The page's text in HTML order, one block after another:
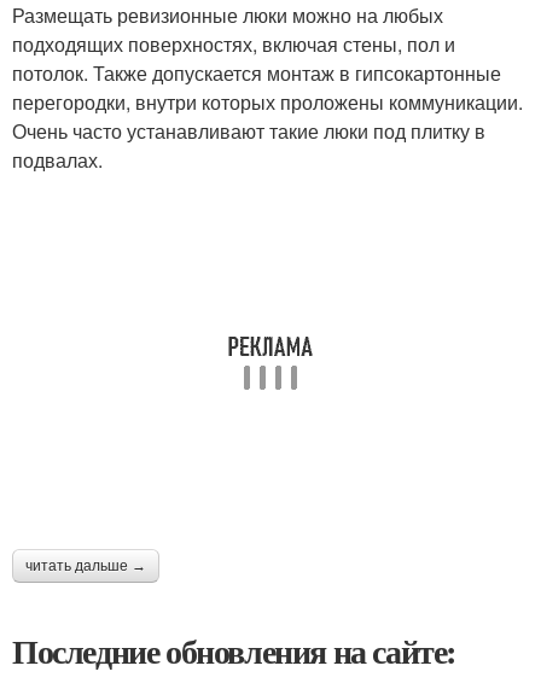
Размещать ревизионные люки можно на любых
подходящих поверхностях, включая стены, пол и
потолок. Также допускается монтаж в гипсокартонные
перегородки, внутри которых проложены коммуникации.
Очень часто устанавливают такие люки под плитку в
подвалах.
читать дальше →
Последние обновления на сайте: